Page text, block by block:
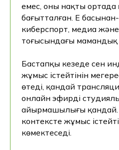
емес, оны нақты ортада
бағытталған. Ең
киберспорт, медиа
тоғысындағы мамандық
Бастапқы кезеңде сен
жұмыс істейтінін
өтеді, қандай
онлайн эфирдің
айырмашылығы қандай.
контексте жұмыс
көмектеседі.